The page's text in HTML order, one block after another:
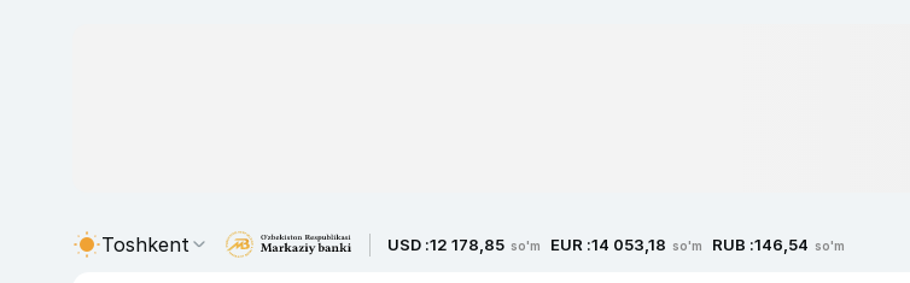
Toshkent USD :12 178,85 so'm EUR :14 053,18 so'm RUB :146,54 so'm